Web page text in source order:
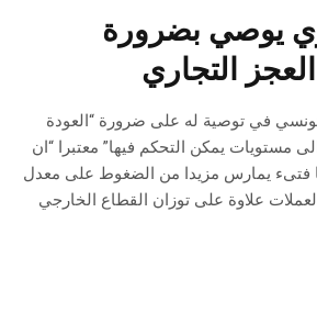
يوصي بضرورة
التجاري
في توصية له على ضرورة “العودة
مستويات يمكن التحكم فيها” معتبرا “ان
فتىء يمارس مزيدا من الضغوط على معدل
علاوة على توزان القطاع الخارجي